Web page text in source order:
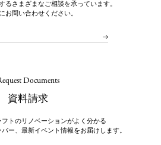
るさまざまなご相談を承っています。
お問い合わせください。
Documents
資料請求
トのリノベーションがよく分かる
ー、最新イベント情報をお届けします。